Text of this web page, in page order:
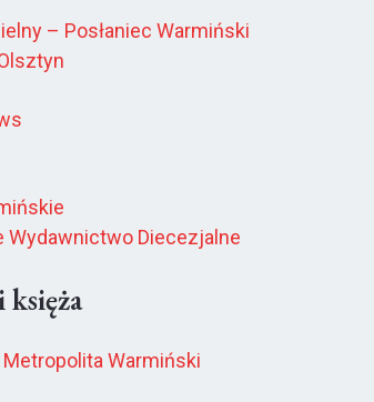
– Posłaniec Warmiński
Wydawnictwo Diecezjalne
Warmiński